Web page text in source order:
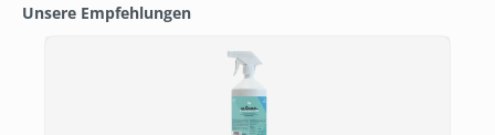
Unsere Empfehlungen
Produktgalerie überspringen